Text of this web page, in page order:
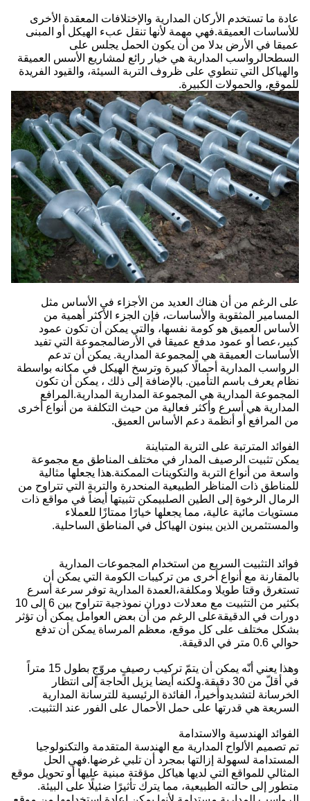
عادة ما تستخدم الأركان المدارية والإختلافات المعقدة الأخرى
للأساسات العميقة.فهي مهمة لأنها تنقل عبء الهيكل أو المبنى
عميقا في الأرض بدلا من أن يكون الحمل يجلس على
السطحالرواسب المدارية هي خيار رائع لمشاريع الأسس العميقة
والهياكل التي تنطوي على ظروف التربة السيئة، والقيود الفريدة
للموقع، والحمولات الكبيرة.
على الرغم من أن هناك العديد من الأجزاء في الأساس مثل
المسامير المثقوبة والأساسات، فإن الجزء الأكثر أهمية من
الأساس العميق هو كومة نفسها، والتي يمكن أن تكون عمود
كبير،عصا أو عمود مدفع عميقا في الأرضالمجموعة التي تفيد
الأساسات العميقة هي المجموعة المدارية. يمكن أن تدعم
الرواسب المدارية أحمالًا كبيرة وترسخ الهيكل في مكانه بواسطة
نظام يعرف باسم التأمين. بالإضافة إلى ذلك ، يمكن أن تكون
المجموعة المدارية هي المجموعة المدارية المدارية.المرافع
المدارية هي أسرع وأكثر فعالية من حيث التكلفة من أنواع أخرى
من المرافع أو أنظمة دعم الأساس العميق.
الفوائد المترتبة على التربة المتباينة
يمكن تثبيت الرصيف المدار في مختلف المناطق مع مجموعة
واسعة من أنواع التربة والتكوينات الممكنة.هذا يجعلها مثالية
للمناطق ذات المناظر الطبيعية المنحدرة والتربة التي تتراوح من
الرمال الرخوة إلى الطين الصلبيمكن تثبيتها أيضاً في مواقع ذات
مستويات مائية عالية، مما يجعلها خيارًا ممتازًا للعملاء
والمستثمرين الذين يبنون الهياكل في المناطق الساحلية.
فوائد التثبيت السريع من استخدام المجموعات المدارية
بالمقارنة مع أنواع أخرى من تركيبات الكومة التي يمكن أن
تستغرق وقتا طويلا ومكلفة،العمدة المدارية توفر سرعة أسرع
بكثير من التثبيت مع معدلات دوران نموذجية تتراوح بين 6 إلى 10
دورات في الدقيقةعلى الرغم من أن بعض العوامل يمكن أن تؤثر
بشكل مختلف على كل موقع، معظم المرساة يمكن أن تدفع
حوالي 0.6 متر في الدقيقة.
وهذا يعني أنّه يمكن أن يتمّ تركيب رصيفٍ مروّجٍ بطول 15 متراً
في أقلّ من 30 دقيقة.ولكنه أيضا يزيل الحاجة إلى انتظار
الخرسانة لتشديدوأخيراً، الفائدة الرئيسية للترسانة المدارية
السريعة هي قدرتها على حمل الأحمال على الفور عند التثبيت.
الفوائد الهندسية والاستدامة
تم تصميم الألواح المدارية مع الهندسة المتقدمة والتكنولوجيا
المستدامة لسهولة إزالتها بمجرد أن تلبي غرضها.فهي الحل
المثالي للمواقع التي لديها هياكل مؤقتة مبنية عليها أو تحويل موقع
متطور إلى حالته الطبيعية، مما يترك تأثيرًا ضئيلًا على البيئة.